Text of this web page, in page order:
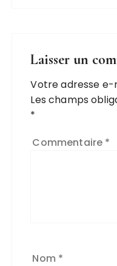
Laisser un
Votre adresse e-
Les champs
*
Commentaire *
Nom *
A
l
t
r